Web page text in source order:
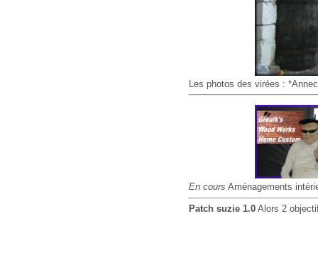
Les photos des virées :
En cours Aménagements
Patch suzie 1.0 Alors 2